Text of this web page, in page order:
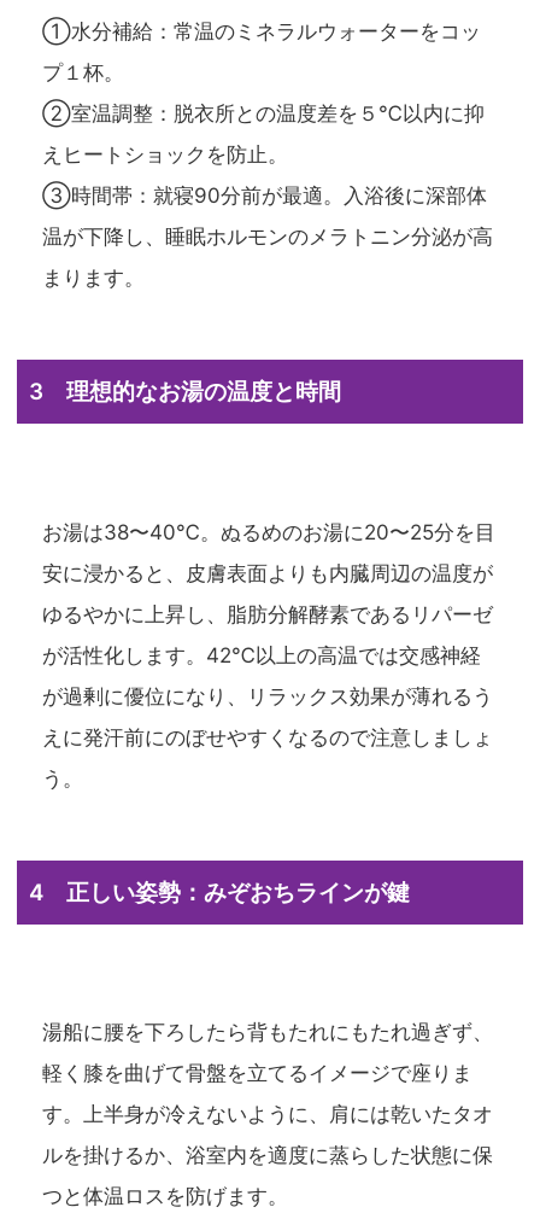
①水分補給 ：常温のミネラルウォーターをコッ
プ１杯。
②室温調整 ：脱衣所との温度差を５℃以内に抑
えヒートショックを防止。
③時間帯 ：就寝90分前が最適。入浴後に深部体
温が下降し、睡眠ホルモンのメラトニン分泌が高
まります。
3 理想的なお湯の温度と時間
お湯は38〜40℃。ぬるめのお湯に20〜25分を目
安に浸かると、皮膚表面よりも内臓周辺の温度が
ゆるやかに上昇し、脂肪分解酵素であるリパーゼ
が活性化します。42℃以上の高温では交感神経
が過剰に優位になり、リラックス効果が薄れるう
えに発汗前にのぼせやすくなるので注意しましょ
う。
4 正しい姿勢：みぞおちラインが鍵
湯船に腰を下ろしたら背もたれにもたれ過ぎず、
軽く膝を曲げて骨盤を立てるイメージで座りま
す。上半身が冷えないように、肩には乾いたタオ
ルを掛けるか、浴室内を適度に蒸らした状態に保
つと体温ロスを防げます。